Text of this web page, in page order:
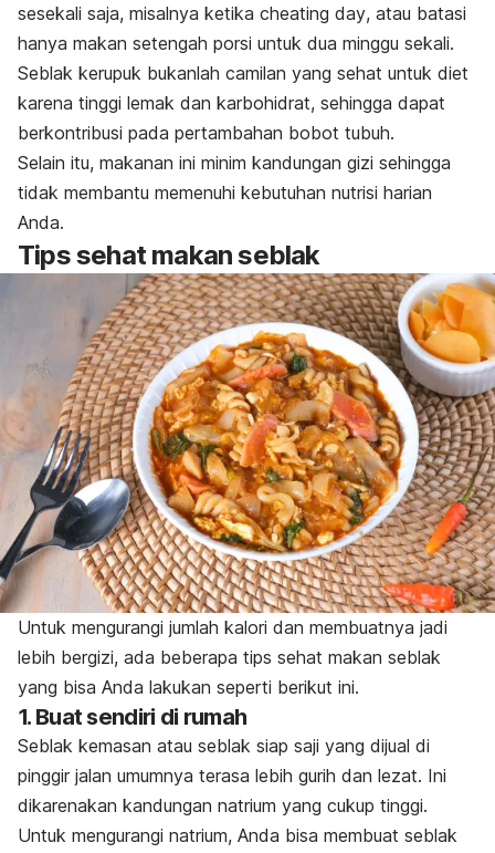
sesekali saja, misalnya ketika cheating day, atau batasi
hanya makan setengah porsi untuk dua minggu sekali.
Seblak kerupuk bukanlah camilan yang sehat untuk diet
karena tinggi lemak dan karbohidrat, sehingga dapat
berkontribusi pada pertambahan bobot tubuh.
Selain itu, makanan ini minim kandungan gizi sehingga
tidak membantu memenuhi kebutuhan nutrisi harian
Anda.
Tips sehat makan seblak
Untuk mengurangi jumlah kalori dan membuatnya jadi
lebih bergizi, ada beberapa tips sehat makan seblak
yang bisa Anda lakukan seperti berikut ini.
1. Buat sendiri di rumah
Seblak kemasan atau seblak siap saji yang dijual di
pinggir jalan umumnya terasa lebih gurih dan lezat. Ini
dikarenakan kandungan natrium yang cukup tinggi.
Untuk mengurangi natrium, Anda bisa membuat seblak